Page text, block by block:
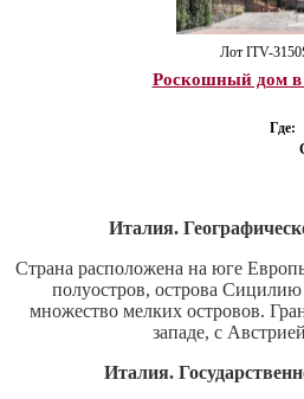
Лот ITV-
Роскошный дом в
Где:
Италия.
Страна расположена на юге
полуостров, острова
множество мелких островов.
западе, с
Италия.